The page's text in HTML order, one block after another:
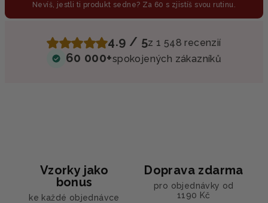
Nevíš, jestli ti produkt sedne? Za 60 s zjistíš svou rutinu.
4.9 / 5z 1 548 recenzií
60 000+spokojených zákazníků
Vzorky jako
bonus
ke každé objednávce
Doprava zdarma
pro objednávky od
1190 Kč